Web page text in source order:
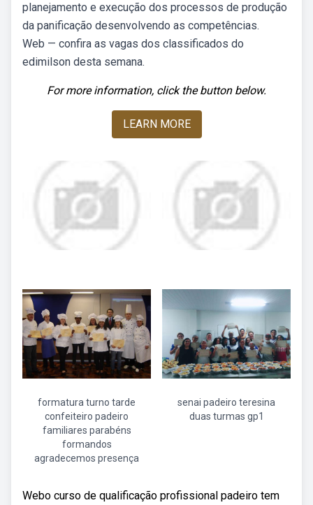
planejamento e execução dos processos de produção
da panificação desenvolvendo as competências.
Web — confira as vagas dos classificados do
edimilson desta semana.
For more information, click the button below.
LEARN MORE
formatura turno tarde
confeiteiro padeiro
familiares parabéns
formandos
agradecemos presença
senai padeiro teresina
duas turmas gp1
Webo curso de qualificação profissional padeiro tem